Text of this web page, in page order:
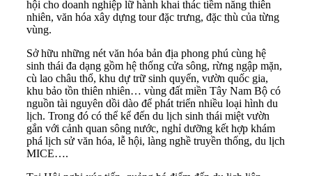
hội cho doanh nghiệp lữ hành khai thác tiềm năng thiên
nhiên, văn hóa xây dựng tour đặc trưng, đặc thù của từng
vùng.
Sở hữu những nét văn hóa bản địa phong phú cùng hệ
sinh thái đa dạng gồm hệ thống cửa sông, rừng ngập mặn,
cù lao châu thổ, khu dự trữ sinh quyển, vườn quốc gia,
khu bảo tồn thiên nhiên… vùng đất miền Tây Nam Bộ có
nguồn tài nguyên dồi dào để phát triển nhiều loại hình du
lịch. Trong đó có thể kể đến du lịch sinh thái miệt vườn
gắn với cảnh quan sông nước, nghỉ dưỡng kết hợp khám
phá lịch sử văn hóa, lễ hội, làng nghề truyền thống, du lịch
MICE….